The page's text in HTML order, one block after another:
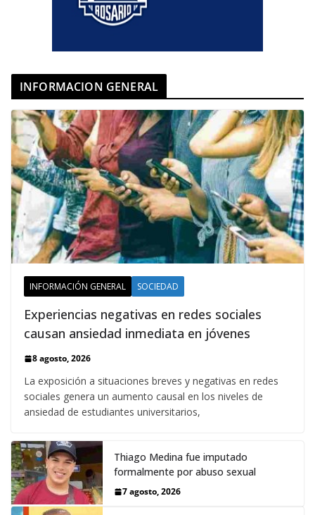
INFORMACION GENERAL
INFORMACIÓN GENERAL SOCIEDAD
Experiencias negativas en redes sociales
causan ansiedad inmediata en jóvenes
8 agosto, 2026
La exposición a situaciones breves y negativas en redes
sociales genera un aumento causal en los niveles de
ansiedad de estudiantes universitarios,
Thiago Medina fue imputado
formalmente por abuso sexual
7 agosto, 2026